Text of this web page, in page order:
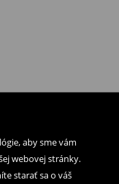
aby sme vám
webovej stránky.
starať sa o váš